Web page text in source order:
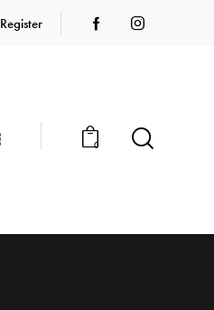
Register
0